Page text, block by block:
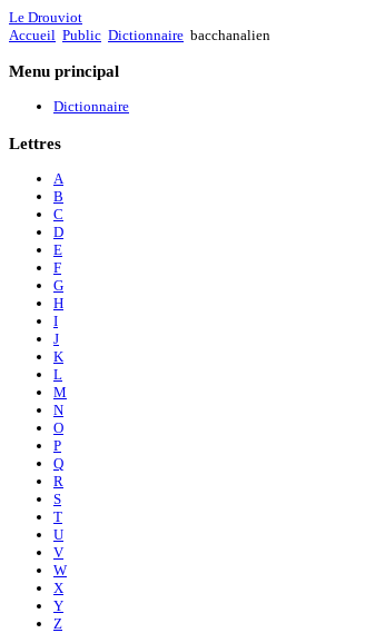
Le Drouviot
Accueil Public Dictionnaire bacchanalien
Menu principal
Dictionnaire
Lettres
A
B
C
D
E
F
G
H
I
J
K
L
M
N
O
P
Q
R
S
T
U
V
W
X
Y
Z